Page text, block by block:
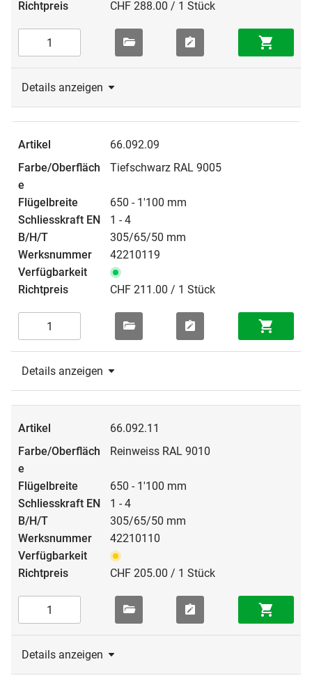
CHF 288.00 / 1 Stück
Details anzeigen
66.092.09
Tiefschwarz RAL 9005
650 - 1'100 mm
1 - 4
305/65/50 mm
42210119
CHF 211.00 / 1 Stück
Details anzeigen
66.092.11
Reinweiss RAL 9010
650 - 1'100 mm
1 - 4
305/65/50 mm
42210110
CHF 205.00 / 1 Stück
Details anzeigen